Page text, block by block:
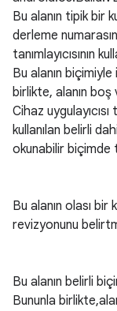
Bu alanın tipik bir
derleme
tanımlayıcısının
Bu alanın
birlikte, alanın
Cihaz
kullanılan belirli
okunabilir biçimde
Bu alanın olası bir
revizyonunu
Bu alanın belirli
Bununla